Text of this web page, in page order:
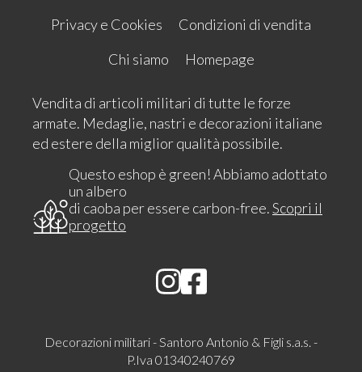
Privacy e Cookies
Condizioni di vendita
Chi siamo
Homepage
Vendita di articoli militari di tutte le forze
armate. Medaglie, nastri e decorazioni italiane
ed estere della miglior qualità possibile.
Questo eshop è green! Abbiamo adottato
un albero
di caoba per essere carbon-free.Scopri il
progetto
Decorazioni militari - Santoro Antonio & Figli s.a.s. -
P.Iva 01340240769